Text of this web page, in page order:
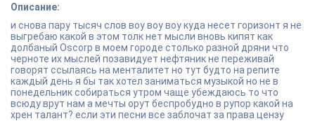
Описание:
и снова пару тысяч слов воу воу воу куда несет горизонт я не
выгребаю какой в этом толк нет мысли вновь кипят как
долбаный Oscorp в моем городе столько разной дряни что
черноте их мыслей позавидует нефтяник не переживай
говорят ссылаясь на менталитет но тут будто на репите
каждый день я бы так хотел заниматься музыкой но не в
понедельник собираться утром чаще убеждаюсь то что
всюду врут нам а мечты орут беспробудно в рупор какой на
хрен талант? если эти песни все заблочат за права цензу